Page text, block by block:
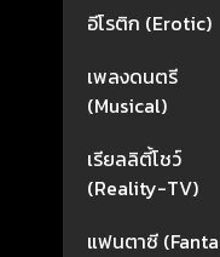
อีโรติก (Erotic)
เพลงดนตรี
(Musical)
เรียลลิตี้โชว์
(Reality-TV)
แฟนตาซี